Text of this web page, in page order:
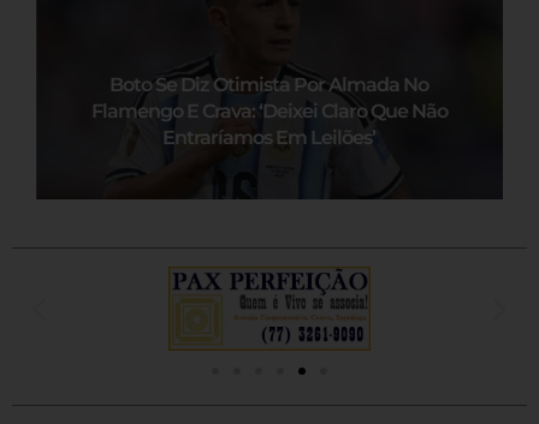
Boto Se Diz Otimista Por Almada No
Flamengo E Crava: ‘Deixei Claro Que Não
Entraríamos Em Leilões’